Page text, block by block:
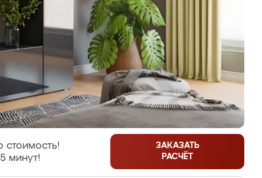
стоимость!
минут!
ЗАКАЗАТЬ
РАСЧЁТ